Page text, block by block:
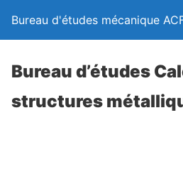
Bureau d'études mécanique
Bureau d’études
structures